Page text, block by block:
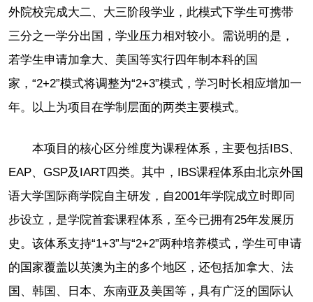
外院校完成大二、大三阶段学业，此模式下学生可携带
三分之一学分出国，学业压力相对较小。需说明的是，
若学生申请加拿大、美国等实行四年制本科的国
家，“2+2”模式将调整为“2+3”模式，学习时长相应增加一
年。以上为项目在学制层面的两类主要模式。
本项目的核心区分维度为课程体系，主要包括IBS、
EAP、GSP及IART四类。其中，IBS课程体系由北京外国
语大学国际商学院自主研发，自2001年学院成立时即同
步设立，是学院首套课程体系，至今已拥有25年发展历
史。该体系支持“1+3”与“2+2”两种培养模式，学生可申请
的国家覆盖以英澳为主的多个地区，还包括加拿大、法
国、韩国、日本、东南亚及美国等，具有广泛的国际认